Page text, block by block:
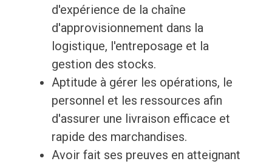
d'expérience de la chaîne
d'approvisionnement dans la
logistique, l'entreposage et la
gestion des stocks.
Aptitude à gérer les opérations, le
personnel et les ressources afin
d'assurer une livraison efficace et
rapide des marchandises.
Avoir fait ses preuves en atteignant